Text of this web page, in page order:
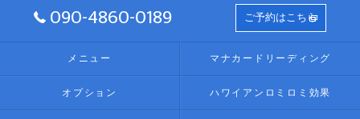
090-4860-0189 ご予約はこちら
メニュー マナカードリーディング
オプション ハワイアンロミロミ効果